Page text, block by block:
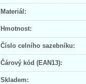
Materiál:
Hmotnost:
Číslo celního sazebníku:
Čárový kód (EAN13):
Skladem: